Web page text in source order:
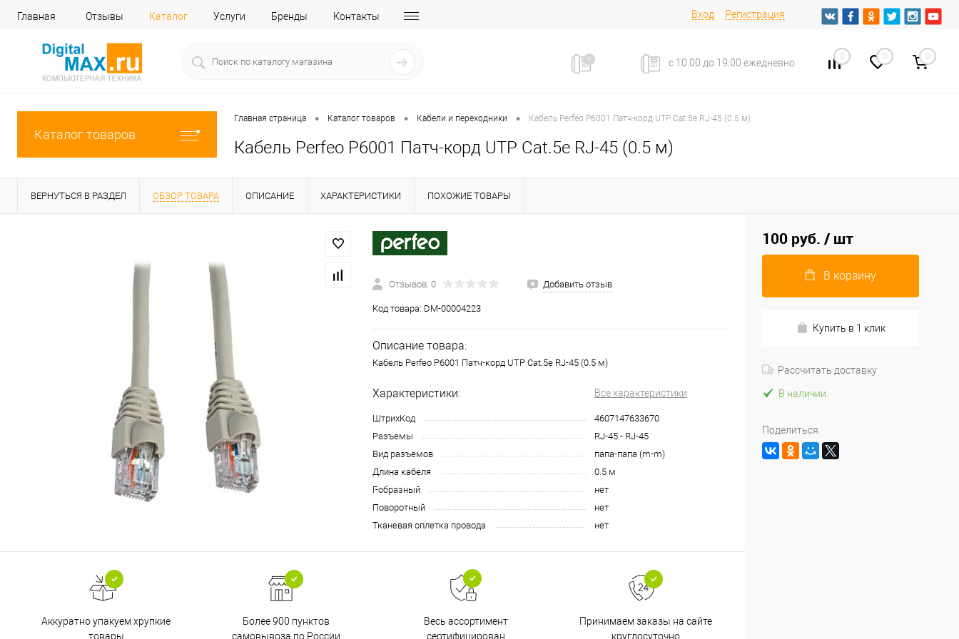
Главная Отзывы Каталог Услуги Бренды Контакты Вход Регистрация
с 10.00 до 19:00 ежедневно
0 0 0
Каталог товаров
Главная страница • Каталог товаров • Кабели и переходники • Кабель Perfeo P6001 Патч-корд UTP Cat.5e RJ-45 (0.5 м)
Кабель Perfeo P6001 Патч-корд UTP Cat.5e RJ-45 (0.5 м)
ВЕРНУТЬСЯ В РАЗДЕЛ ОБЗОР ТОВАРА ОПИСАНИЕ ХАРАКТЕРИСТИКИ ПОХОЖИЕ ТОВАРЫ
Отзывов: 0 Добавить отзыв
Код товара: DM-00004223
Описание товара:
Кабель Perfeo P6001 Патч-корд UTP Cat.5e RJ-45 (0.5 м)
Характеристики: Все характеристики
ШтрихКод
4607147633670
Разъемы
RJ-45 - RJ-45
Вид разъемов
папа-папа (m-m)
Длина кабеля
0.5 м
Г-образный
нет
Поворотный
нет
Тканевая оплетка провода
нет
Аккуратно упакуем хрупкие
товары
Более 900 пунктов
самовывоза по России
Весь ассортимент
сертифицирован
Принимаем заказы на сайте
круглосуточно
100 руб. / шт
В корзину
Купить в 1 клик
Рассчитать доставку
В наличии
Поделиться